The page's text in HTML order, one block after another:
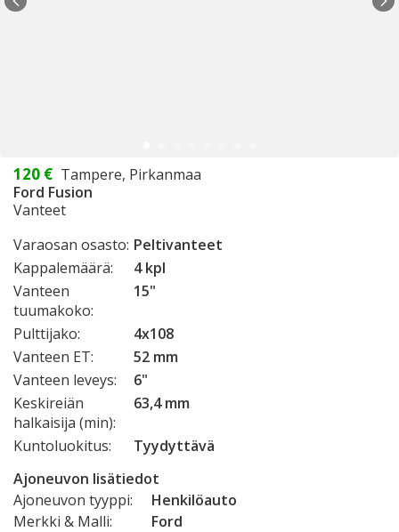
120 € Tampere, Pirkanmaa
Ford Fusion
Vanteet
Varaosan osasto: Peltivanteet
Kappalemäärä:
4 kpl
Vanteen
tuumakoko:
15"
Pulttijako:
4x108
Vanteen ET:
52 mm
Vanteen leveys:
6"
Keskireiän
halkaisija (min):
63,4 mm
Kuntoluokitus:
Tyydyttävä
Ajoneuvon lisätiedot
Ajoneuvon tyyppi:
Henkilöauto
Merkki & Malli:
Ford